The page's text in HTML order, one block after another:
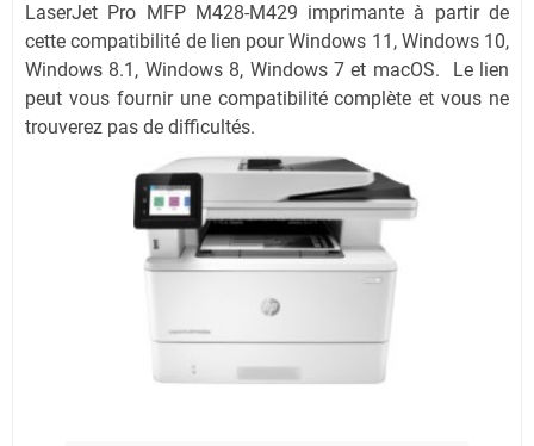
LaserJet Pro MFP M428-M429 imprimante à partir de
cette compatibilité de lien pour Windows 11, Windows 10,
Windows 8.1, Windows 8, Windows 7 et macOS. Le lien
peut vous fournir une compatibilité complète et vous ne
trouverez pas de difficultés.